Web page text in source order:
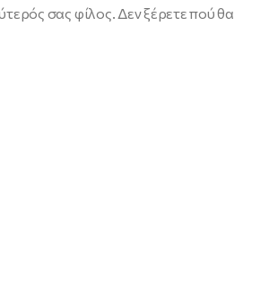
σας φίλος. Δεν ξέρετε πού θα